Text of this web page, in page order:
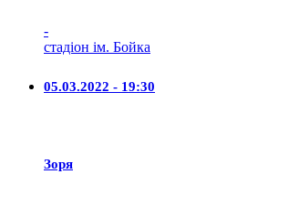
-
стадіон ім. Бойка
05.03.2022 - 19:30
Зоря